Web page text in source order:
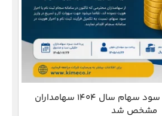
زمان دقیق پرداخت سود سهام سال 1404 سهامداران
مشخص شد